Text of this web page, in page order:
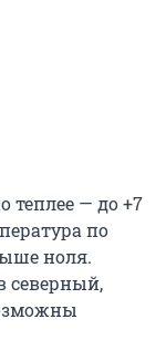
теплее — до +7
по
ноля.
северный,